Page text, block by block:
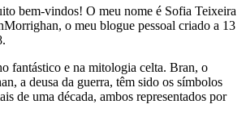
bem-vindos! O meu nome é Sofia Teixeira
o meu blogue pessoal criado a 13
fantástico e na mitologia celta. Bran, o
a deusa da guerra, têm sido os símbolos
de uma década, ambos representados por